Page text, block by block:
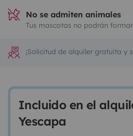
No se admiten animales
Tus mascotas no podrán
¡Solicitud de alquiler gratuita y
Incluido en el
Yescapa